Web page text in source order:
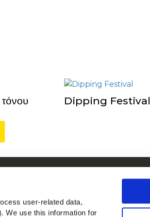
user-related data,
We use this information for
Dipping Festival
Η McCain στην Ευρώπη